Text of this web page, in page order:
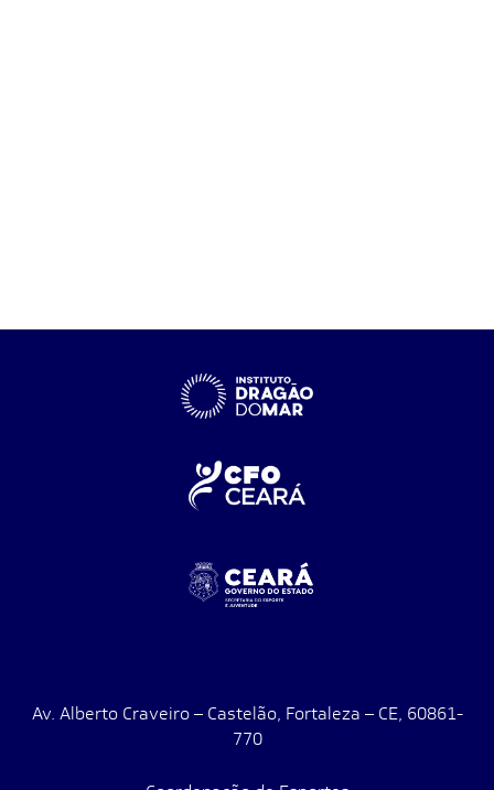
Av. Alberto Craveiro – Castelão, Fortaleza – CE, 60861-
770